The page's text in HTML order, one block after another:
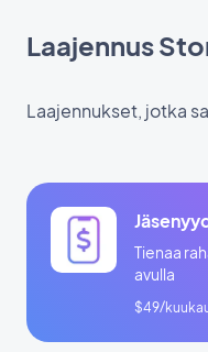
Laajennus
Laajennukset, jotka
Tienaa
avulla
$49/